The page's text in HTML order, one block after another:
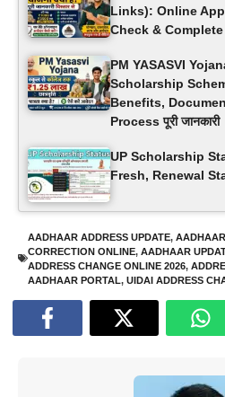
Links): Online
Check &
PM YASASVI
Scholarship
Benefits,
Process पूरी जानकारी
UP Scholarship
Fresh, Renewal
AADHAAR ADDRESS UPDATE,
CORRECTION ONLINE, AADHAAR
ADDRESS CHANGE ONLINE 2026,
AADHAAR PORTAL, UIDAI ADDRESS